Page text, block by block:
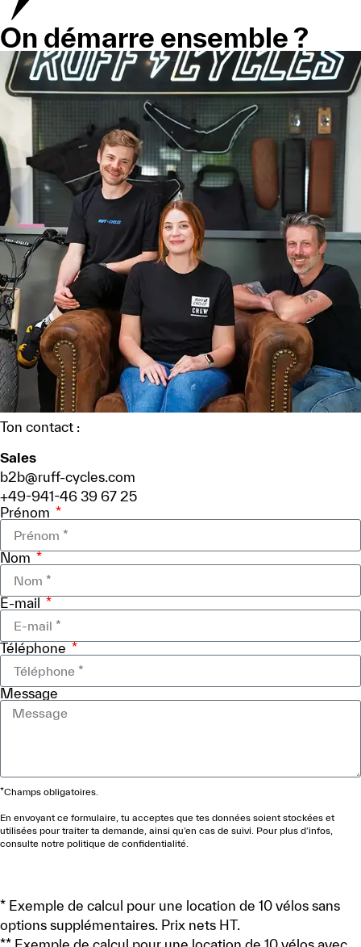
On démarre ensemble ?
Ton contact :
Sales
b2b@ruff-cycles.com
+49-941-46 39 67 25
Prénom
Nom
E-mail
Téléphone
Message
*Champs obligatoires.
En envoyant ce formulaire, tu acceptes que tes données soient stockées et
utilisées pour traiter ta demande, ainsi qu’en cas de suivi. Pour plus d’infos,
consulte notre politique de confidentialité
* Exemple de calcul pour une location de 10 vélos sans
options supplémentaires. Prix nets HT.